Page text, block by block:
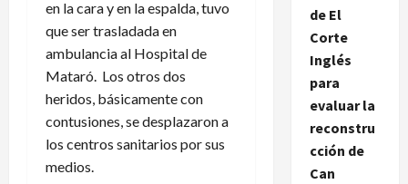
en la cara y en la espalda, tuvo
que ser trasladada en
ambulancia al Hospital de
Mataró. Los otros dos
heridos, básicamente con
contusiones, se desplazaron a
los centros sanitarios por sus
medios.
de El
Corte
Inglés
para
evaluar la
reconstru
cción de
Can